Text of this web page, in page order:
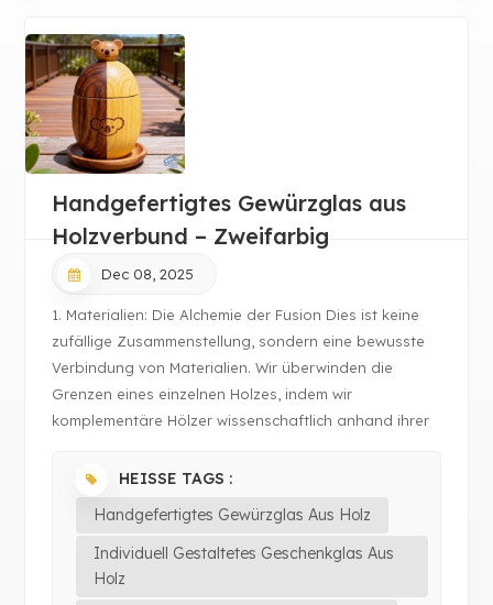
Handgefertigtes Gewürzglas aus
Holzverbund – Zweifarbig
Dec 08, 2025
1. Materialien: Die Alchemie der Fusion Dies ist keine
zufällige Zusammenstellung, sondern eine bewusste
Verbindung von Materialien. Wir überwinden die
Grenzen eines einzelnen Holzes, indem wir
komplementäre Hölzer wissenschaftlich anhand ihrer
Mas...
HEISSE TAGS :
Handgefertigtes Gewürzglas Aus Holz
Individuell Gestaltetes Geschenkglas Aus
Holz